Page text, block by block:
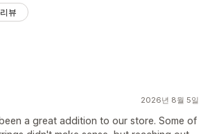
뷰
2026년 8월 5일
a great addition to our store. Some of